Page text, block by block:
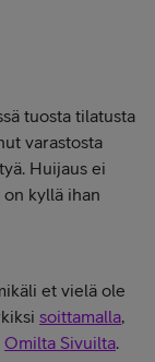
tuosta tilatusta
varastosta
Huijaus ei
kyllä ihan
et vielä ole
soittamalla,
Omilta Sivuilta.